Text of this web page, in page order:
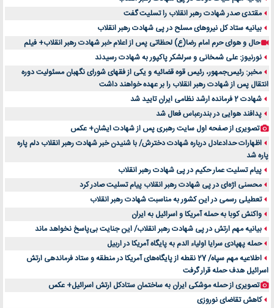
مقتدی صدر شهادت رهبر انقلاب را تسلیت گفت
بیانیه ستاد کل نیروهای مسلح در پی شهادت رهبر انقلاب
حال و هوای حرم امام رضا(ع) لحظاتی پس از اعلام خبر شهادت رهبر انقلاب+ فیلم
نورنیوز: علی شمخانی و سرلشکر پاکپور به شهادت رسیدند
مخبر: رئیس‌جمهور، رئیس قوه ‌قضائیه و یکی از فقهای شورای نگهبان مسئولیت دوره
انتقال پس ‌از شهادت رهبر انقلاب را بر عهده خواهند داشت
شهادت 2 فرمانده ارشد نظامی ایران تایید شد
پدافند هوایی در بندرعباس فعال شد
تصویری از صفحه اول سایت رهبری پس از شهادت ایشان+ عکس
اظهارات حدادعادل درباره شهادت دخترش/ با شنیدن خبر شهادت رهبر انقلاب دلم پاره
پاره شد
پیام تسلیت عمار حکیم در پی شهادت رهبر انقلاب
محسنی اژه‌ای در پی شهادت رهبر انقلاب پیام تسلیت صادر کرد
تعطیلی رسمی در این کشور به مناسبت شهادت رهبر انقلاب
واکنش کوبا به حمله آمریکا و اسرائیل به ایران
بیانیه مهم ارتش در پی شهادت رهبر انقلاب/ این جنایت بی‌پاسخ نخواهد ماند
حمله پهپادی سرایا اولیاء الدم به پایگاه آمریکا در اربیل
اطلاعیه مهم سپاه/ 27 نقطه از پایگاه‌های آمریکا در منطقه و ستاد فرماندهی ارتش
اسرائیل هدف حمله قرار گرفت
تصویری از حمله موشکی ایران به ساختمان ستادکل ارتش اسرائیل+ عکس
کاهش تقاضای نوروزی